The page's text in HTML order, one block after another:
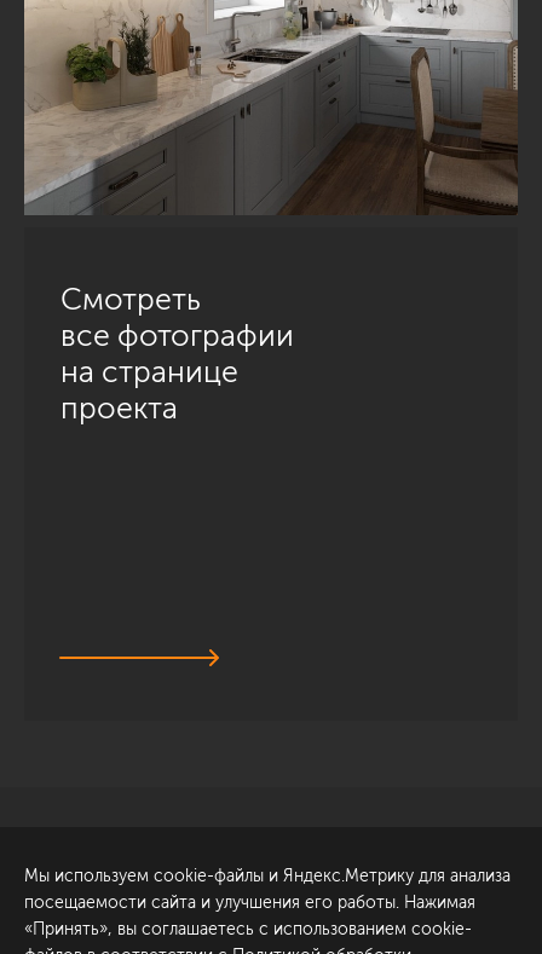
Смотреть
все фотографии
на странице
проекта
Обсудить проект
ул. Академика Павлова, 6
к1
Мы используем cookie-файлы и Яндекс.Метрику для анализа
посещаемости сайта и улучшения его работы. Нажимая
«Принять», вы соглашаетесь с использованием cookie-